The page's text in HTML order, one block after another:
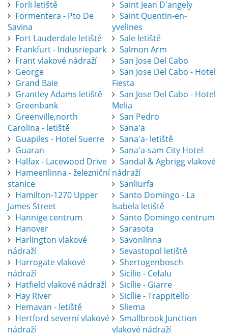
Forli letiště
Formentera - Pto De
Savina
Fort Lauderdale letiště
Frankfurt - Indusriepark
Frant vlakové nádraží
George
Grand Baie
Grantley Adams letiště
Greenbank
Greenville,north
Carolina - letiště
Guapiles - Hotel Suerre
Guaran
Halfax - Lacewood Drive
Hameenlinna - železniční
stanice
Hamilton-1270 Upper
James Street
Hannige centrum
Hanover
Harlington vlakové
nádraží
Harrogate vlakové
nádraží
Hatfield vlakové nádraží
Hay River
Hemavan - letiště
Hertford severní vlakové
nádraží
Saint Jean D'angely
Saint Quentin-en-
yvelines
Sale letiště
Salmon Arm
San Jose Del Cabo
San Jose Del Cabo - Hotel
Fiesta
San Jose Del Cabo - Hotel
Melia
San Pedro
Sana'a
Sana'a- letiště
Sana'a-sam City Hotel
Sandal & Agbrigg vlakové
nádraží
Sanliurfa
Santo Domingo - La
Isabela letiště
Santo Domingo centrum
Sarasota
Savonlinna
Sevastopol letiště
Shertogenbosch
Sicílie - Cefalu
Sicílie - Giarre
Sicílie - Trappitello
Sliema
Smallbrook Junction
vlakové nádraží